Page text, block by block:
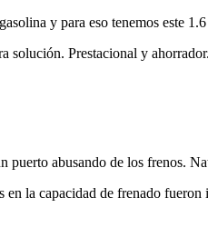
y para eso tenemos este
solución. Prestacional y ahorrador.
abusando de los frenos.
la capacidad de frenado